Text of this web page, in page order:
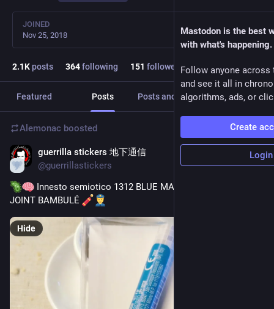
JOINED
Nov 25, 2018
2.1Kposts 364following 151 followers
Featured Posts Posts and replies Media
Alemonac boosted
6h
guerrilla stickers 地下通信
@guerrillastickers
Innesto semiotico 1312 BLUE MAGIC FLAMBÉ / FREE
JOINT BAMBULÉ
Hide
Mastodon is the best
with what's happening.
Follow anyone across
and see it all in
algorithms, ads, or
Create
Login